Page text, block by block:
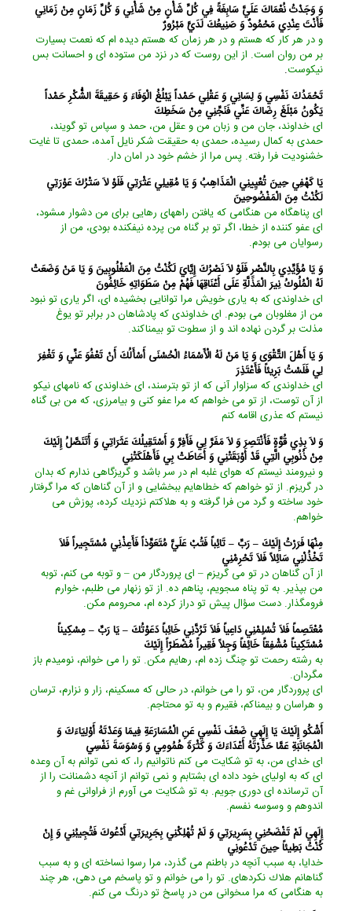
وَ وَجَدْتُ نُعْمَاكَ عَلَيَّ سَابِغَةً فِي كُلِّ شَأْنٍ مِنْ شَأْنِي وَ كُلِّ زَمَانٍ مِنْ زَمَانِي
فَأَنْتَ عِنْدِي مَحْمُودٌ وَ صَنِيعُكَ لَدَيَّ مَبْرُورٌ
و در هر كار كه هستم و در هر زمان كه هستم ديده ‏ام كه نعمت بسيارت
بر من روان است. از اين روست كه در نزد من ستوده‏ اى و احسانت بس
نيكوست.
تَحْمَدُكَ نَفْسِي وَ لِسَانِي وَ عَقْلِي حَمْداً يَبْلُغُ الْوَفَاءَ وَ حَقِيقَةَ الشُّكْرِ حَمْداً
يَكُونُ مَبْلَغَ رِضَاكَ عَنِّي فَنَجِّنِي مِنْ سَخَطِكَ‏
اى خداوند، جان من و زبان من و عقل من، حمد و سپاس تو گويند،
حمدى به كمال رسيده، حمدى به حقيقت شكر نايل آمده، حمدى تا غايت
خشنوديت فرا رفته. پس مرا از خشم خود در امان دار.
يَا كَهْفِي حِينَ تُعْيِينِي الْمَذَاهِبُ وَ يَا مُقِيلِي عَثْرَتِي فَلَوْ لاَ سَتْرُكَ عَوْرَتِي
لَكُنْتُ مِنَ الْمَفْضُوحِينَ‏
اى پناهگاه من هنگامى كه يافتن راههاى رهايى براى من دشوار مى‏شود،
اى عفو كننده از خطا، اگر تو بر گناه من پرده نيفكنده بودى، من از
رسوايان مى ‏بودم.
وَ يَا مُؤَيِّدِي بِالنَّصْرِ فَلَوْ لاَ نَصْرُكَ إِيَّايَ لَكُنْتُ مِنَ الْمَغْلُوبِينَ وَ يَا مَنْ وَضَعَتْ
لَهُ الْمُلُوكُ نِيرَ الْمَذَلَّةِ عَلَى أَعْنَاقِهَا فَهُمْ مِنْ سَطَوَاتِهِ خَائِفُونَ‏
اى خداوندى كه به يارى خويش مرا توانايى بخشيده ‏اى، اگر يارى تو نبود
من از مغلوبان مى ‏بودم. اى خداوندى كه پادشاهان در برابر تو يوغ
مذلت بر گردن نهاده ‏اند و از سطوت تو بيمناكند.
وَ يَا أَهْلَ التَّقْوَى وَ يَا مَنْ لَهُ الْأَسْمَاءُ الْحُسْنَى أَسْأَلُكَ أَنْ تَعْفُوَ عَنِّي وَ تَغْفِرَ
لِي فَلَسْتُ بَرِيئاً فَأَعْتَذِرَ
اى خداوندى كه سزاوار آنى كه از تو بترسند، اى خداوندى كه نامهاى نيكو
از آن توست، از تو مى‏ خواهم كه مرا عفو كنى و بيامرزى، كه من بى ‏گناه
نيستم كه عذرى اقامه كنم
وَ لاَ بِذِي قُوَّةٍ فَأَنْتَصِرَ وَ لاَ مَفَرَّ لِي فَأَفِرَّ وَ أَسْتَقِيلُكَ عَثَرَاتِي وَ أَتَنَصَّلُ إِلَيْكَ
مِنْ ذُنُوبِي الَّتِي قَدْ أَوْبَقَتْنِي وَ أَحَاطَتْ بِي فَأَهْلَكَتْنِي‏
و نيرومند نيستم كه هواى غلبه ‏ام در سر باشد و گريزگاهى ندارم كه بدان
در گريزم. از تو خواهم كه خطاهايم ببخشايى و از آن گناهان كه مرا گرفتار
خود ساخته و گرد من فرا گرفته و به هلاكتم نزديك كرده، پوزش مى‏
خواهم.
مِنْهَا فَرَرْتُ إِلَيْكَ – رَبِّ – تَائِباً فَتُبْ عَلَيَّ مُتَعَوِّذاً فَأَعِذْنِي مُسْتَجِيراً فَلاَ
تَخْذُلْنِي سَائِلاً فَلاَ تَحْرِمْنِي
از آن گناهان در تو مى ‏گريزم – اى پروردگار من – و توبه مى‏ كنم، توبه
من بپذير. به تو پناه مى‏جويم، پناهم ده. از تو زنهار مى‏ طلبم، خوارم
فرومگذار. دست سؤال پيش تو دراز كرده ‏ام، محرومم مكن.
مُعْتَصِماً فَلاَ تُسْلِمْنِي دَاعِياً فَلاَ تَرُدَّنِي خَائِباً دَعَوْتُكَ – يَا رَبِّ – مِسْكِيناً
مُسْتَكِيناً مُشْفِقاً خَائِفاً وَجِلاً فَقِيراً مُضْطَرّاً إِلَيْكَ‏
به رشته رحمت تو چنگ زده ‏ام، رهايم مكن. تو را مى ‏خوانم، نوميدم باز
مگردان.
اى پروردگار من، تو را مى ‏خوانم، در حالى كه مسكينم، زار و نزارم، ترسان
و هراسان و بيمناكم، فقيرم و به تو محتاجم.
أَشْكُو إِلَيْكَ يَا إِلَهِي ضَعْفَ نَفْسِي عَنِ الْمُسَارَعَةِ فِيمَا وَعَدْتَهُ أَوْلِيَاءَكَ وَ
الْمُجَانَبَةِ عَمَّا حَذَّرْتَهُ أَعْدَاءَكَ وَ كَثْرَةَ هُمُومِي وَ وَسْوَسَةَ نَفْسِي‏
اى خداى من، به تو شكايت مى‏ كنم ناتوانيم را، كه نمى ‏توانم به آن وعده
‏اى كه به اولياى خود داده ‏اى بشتابم و نمى ‏توانم از آنچه دشمنانت را از
آن ترسانده ‏اى دورى جويم. به تو شكايت مى‏ آورم از فراوانى غم و
اندوهم و وسوسه نفسم.
إِلَهِي لَمْ تَفْضَحْنِي بِسَرِيرَتِي وَ لَمْ تُهْلِكْنِي بِجَرِيرَتِي أَدْعُوكَ فَتُجِيبُنِي وَ إِنْ
كُنْتُ بَطِيئاً حِينَ تَدْعُونِي
خدايا، به سبب آنچه در باطنم مى ‏گذرد، مرا رسوا نساخته ‏اى و به سبب
گناهانم هلاك نكرده‏اى. تو را مى‏ خوانم و تو پاسخم مى ‏دهى، هر چند
به هنگامى كه مرا مى‏خوانى من در پاسخ تو درنگ مى ‏كنم.